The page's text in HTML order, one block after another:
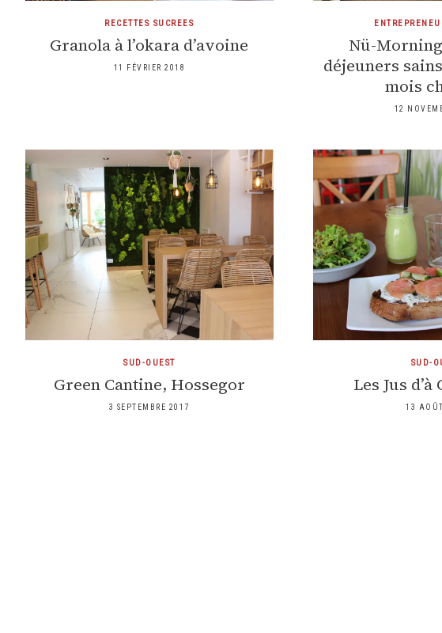
RECETTES SUCREES
Granola à l’okara d’avoine
11 FÉVRIER 2018
Nü-
déjeuners
mois
12
SUD-OUEST
Green Cantine, Hossegor
3 SEPTEMBRE 2017
SUD-
Les Jus
13